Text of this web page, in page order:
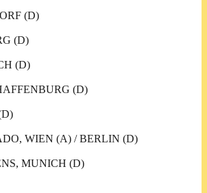
(D)
(D)
(D)
(D)
WIEN (A) / BERLIN (D)
MUNICH (D)